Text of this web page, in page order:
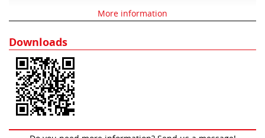
Mód M1: zvolíš krátkym stlačením
1-tlačítko, resp M1 tlačítko
Pozn.: 0% znamená, že keď nie je pohyb, tak svietidlo nesvieti a keď je
pohyb, tak svieti 30 sekúnd.
PIR senzor ON/OFF - dlhé stlačenie
2-tlačítko resp T tlačítko
More information
Downloads